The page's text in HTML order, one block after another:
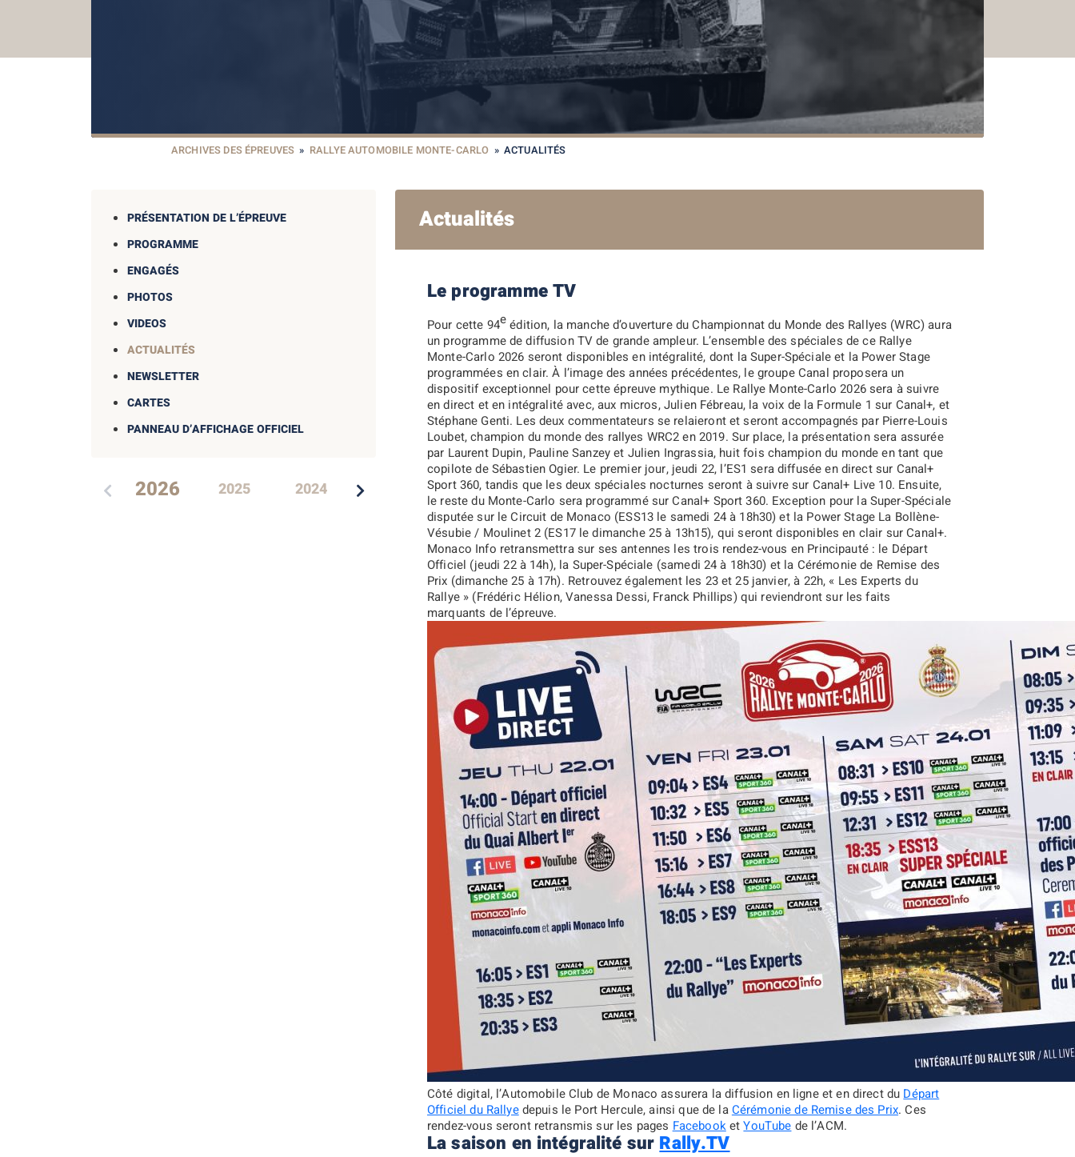
ARCHIVES DES ÉPREUVES » RALLYE AUTOMOBILE MONTE-CARLO »ACTUALITÉS
PRÉSENTATION DE L’ÉPREUVE
PROGRAMME
ENGAGÉS
PHOTOS
VIDEOS
ACTUALITÉS
NEWSLETTER
CARTES
PANNEAU D’AFFICHAGE OFFICIEL
2026 2025 2024 2022 2021 2020 2019 2018 2017 2016
Actualités
Le programme TV
Pour cette 94eédition, la manche d’ouverture du Championnat du Monde des Rallyes (WRC) aura
un programme de diffusion TV de grande ampleur. L’ensemble des spéciales de ce Rallye
Monte-Carlo 2026 seront disponibles en intégralité, dont la Super-Spéciale et la Power Stage
programmées en clair. À l’image des années précédentes, le groupeCanal proposera un
dispositif exceptionnel pour cette épreuve mythique. Le Rallye Monte-Carlo 2026 sera à suivre
en direct et en intégralité avec, aux micros,Julien Fébreau, la voix de la Formule 1 sur Canal+, et
Stéphane Genti. Les deux commentateurs se relaieront et seront accompagnés par Pierre-Louis
Loubet, champion du monde des rallyes WRC2 en 2019. Sur place, la présentation sera assurée
par Laurent Dupin, Pauline Sanzeyet Julien Ingrassia, huit fois champion du monde en tant que
copilote de Sébastien Ogier. Le premier jour, jeudi 22, l’ES1 sera diffusée en direct sur Canal+
Sport 360, tandis que les deux spéciales nocturnes seront à suivre sur Canal+ Live 10. Ensuite,
le reste du Monte-Carlo sera programmé surCanal+ Sport 360. Exception pour laSuper-Spéciale
disputée sur le Circuit de Monaco (ESS13 le samedi 24 à 18h30) et la Power Stage La Bollène-
Vésubie / Moulinet 2 (ES17 le dimanche 25 à 13h15), qui serontdisponibles en clair sur Canal+.
Monaco Info retransmettra sur ses antennes les trois rendez-vous en Principauté : le Départ
Officiel (jeudi 22 à 14h), la Super-Spéciale (samedi 24 à 18h30) et la Cérémonie de Remise des
Prix (dimanche 25 à 17h). Retrouvez également les 23 et 25 janvier, à 22h, « Les Experts du
Rallye » (Frédéric Hélion, Vanessa Dessi, Franck Phillips) qui reviendront sur les faits
marquants de l’épreuve.
Côté digital, l’Automobile Club de Monaco assurera la diffusion en ligne et en direct du Départ
Officiel du Rallyedepuis le Port Hercule, ainsi que de laCérémonie de Remise des Prix. Ces
rendez-vous seront retransmis sur les pages FacebooketYouTube de l’ACM.
La saison en intégralité sur Rally.TV